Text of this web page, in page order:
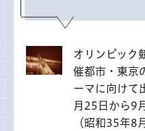
オリンピック
催都市・東京
ーマに向けて
月25日から9
（昭和35年8